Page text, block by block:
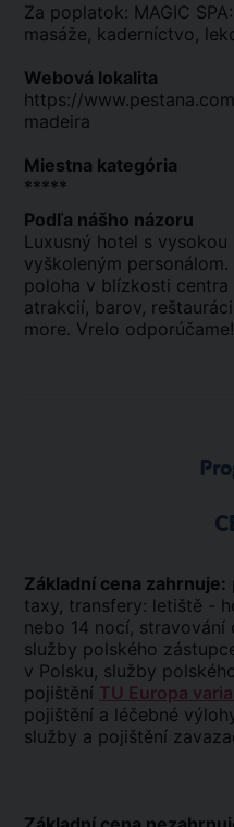
Za poplatok: MAGIC
masáže, kaderníctvo,
Webová lokalita
https://
madeira
Miestna kategória
*****
Podľa nášho názoru
Luxusný hotel s
vyškoleným
poloha v blízkosti centra
atrakcií, barov,
more. Vrelo odporúčame!
Základní cena zahrnuje:
taxy, transfery: letiště -
nebo 14 nocí,
služby polského
v Polsku, služby
pojištění TU Europa
pojištění a léčebné
služby a pojištění